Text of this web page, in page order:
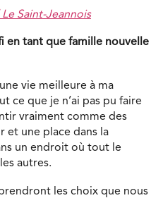
Saint-Jeannois
en tant que famille nouvelle
vie meilleure à ma
ce que je n’ai pas pu faire
vraiment comme des
et une place dans la
un endroit où tout le
autres.
les choix que nous